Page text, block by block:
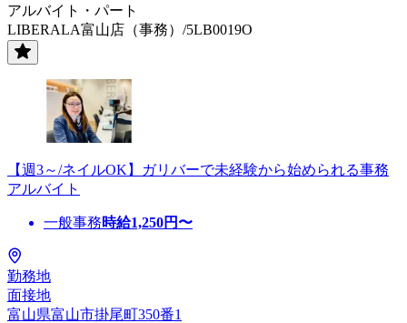
アルバイト・パート
LIBERALA富山店（事務）/5LB0019O
【週3～/ネイルOK】ガリバーで未経験から始められる事務
アルバイト
一般事務時給1,250円〜
勤務地
面接地
富山県富山市掛尾町350番1